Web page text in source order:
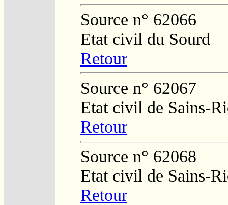
Source n° 62066
Etat civil du Sourd
Retour
Source n° 62067
Etat civil de Sains-
Retour
Source n° 62068
Etat civil de Sains-
Retour